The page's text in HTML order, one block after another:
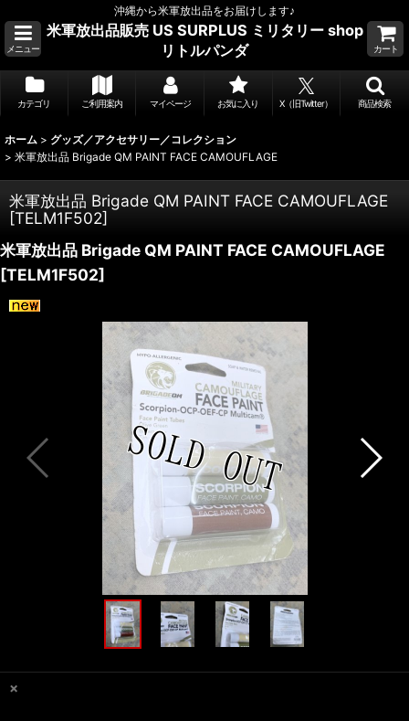
沖縄から米軍放出品をお届けします♪
メニュー
米軍放出品販売 US SURPLUS ミリタリー shop
リトルパンダ
カート
カテゴリ ご利用案内 マイページ お気に入り X（旧Twitter） 商品検索
ホーム > グッズ／アクセサリー／コレクション
> 米軍放出品 Brigade QM PAINT FACE CAMOUFLAGE
米軍放出品 Brigade QM PAINT FACE CAMOUFLAGE
[TELM1F502]
米軍放出品 Brigade QM PAINT FACE CAMOUFLAGE
[TELM1F502]
×